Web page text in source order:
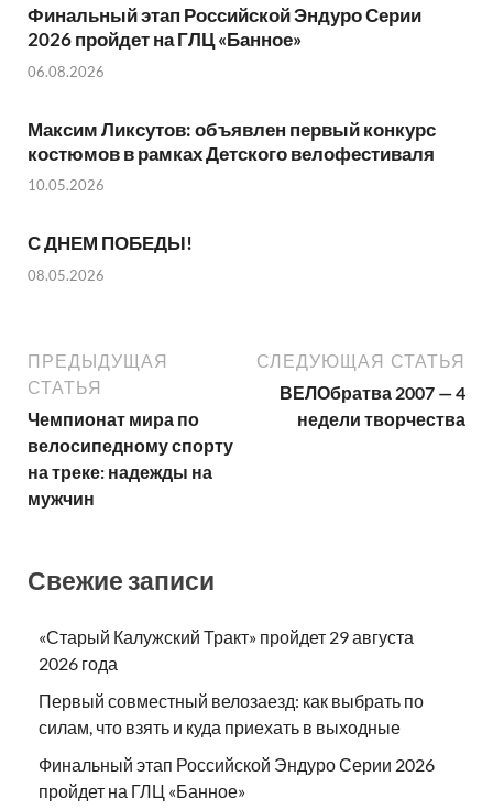
Финальный этап Российской Эндуро Серии
2026 пройдет на ГЛЦ «Банное»
06.08.2026
Максим Ликсутов: объявлен первый конкурс
костюмов в рамках Детского велофестиваля
10.05.2026
С ДНЕМ ПОБЕДЫ!
08.05.2026
ПРЕДЫДУЩАЯ
СТАТЬЯ
Чемпионат мира по
велосипедному спорту
на треке: надежды на
мужчин
СЛЕДУЮЩАЯ СТАТЬЯ
ВЕЛОбратва 2007 — 4
недели творчества
Свежие записи
«Старый Калужский Тракт» пройдет 29 августа
2026 года
Первый совместный велозаезд: как выбрать по
силам, что взять и куда приехать в выходные
Финальный этап Российской Эндуро Серии 2026
пройдет на ГЛЦ «Банное»